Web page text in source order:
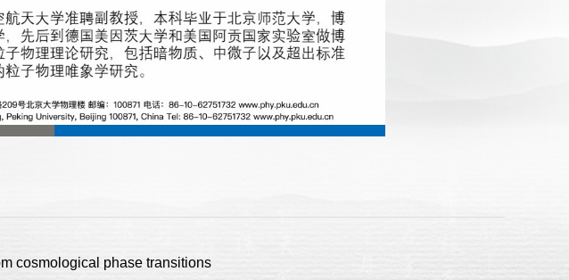
cosmological phase transitions